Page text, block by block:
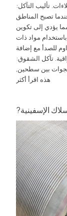
تأليب التآكل:
تصبح المناطق
يؤدي إلى تكوين
مواد ذات
للصدأ مع إضافة
تآكل الشقوق:
بين سطحين,
هذه اقرأ أكثر
الإسفينية?